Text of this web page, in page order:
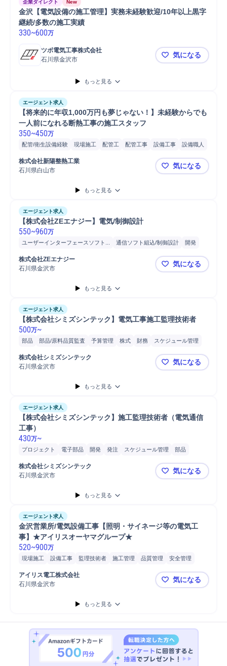
企業ダイレクト New
金沢【電気設備の施工管理】実務未経験歓迎/10年以上黒字
継続/多数の施工実績
330~600万
ツボ電気工事株式会社
石川県金沢市
金沢【電気
気になる
もっと見る
エージェント求人
【将来的に年収1,000万円も夢じゃない！】未経験からでも
一人前になれる断熱工事の施工スタッフ
350~450万
配管/衛生設備経験 現場施工 配管工 配管工事 設備工事
設備職人
設備管理
吹付職人
造園職人
電気職人
建築板金職人
配管工事プラント施工管理
株式会社新陽整熱工業
石川県白山市
【将来的に
気になる
もっと見る
エージェント求人
【株式会社ZEエナジー】電気/制御設計
550~960万
ユーザーインターフェースソフト... 通信ソフト組込/制御設計
開発
部品/原料品質監査
モーションコントロールソフト組...
画像ソフト組込/制御設計
検証
PLC 工場 アナログ回路設計
株式会社ZEエナジー
石川県金沢市
【株式会社
気になる
もっと見る
エージェント求人
【株式会社シミズシンテック】電気工事施工監理技術者
500万~
部品 部品/原料品質監査 予算管理 株式 財務
スケジュール管理
プロジェクト
電気設備
現場施工
株式会社シミズシンテック
石川県金沢市
【株式会社
気になる
もっと見る
エージェント求人
【株式会社シミズシンテック】施工監理技術者（電気通信
工事）
430万~
プロジェクト 電子部品 開発 発注 スケジュール管理
部品
工程管理
予算管理
施工管理
株式会社シミズシンテック
石川県金沢市
【株式会社
気になる
もっと見る
エージェント求人
金沢営業所/電気設備工事【照明・サイネージ等の電気工
520~900万
現場施工 設備工事 監理技術者 施工管理 品質管理
安全管理
電気設備
アイリス電工株式会社
石川県金沢市
金沢営業所
気になる
もっと見る